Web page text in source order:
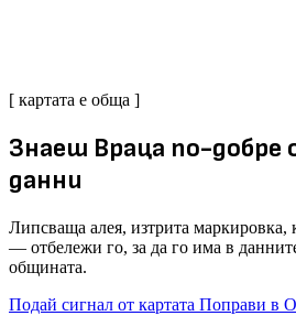
[ картата е обща ]
Знаеш Враца по-добре
данни
Липсваща алея, изтрита маркировка,
— отбележи го, за да го има в
общината.
Подай сигнал от картата Поправи в